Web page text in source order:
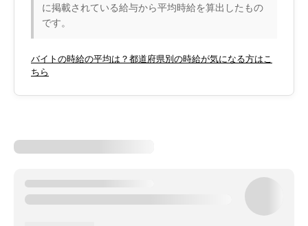
に掲載されている給与から平均時給を算出したもの
です。
バイトの時給の平均は？都道府県別の時給が気になる方はこ
ちら